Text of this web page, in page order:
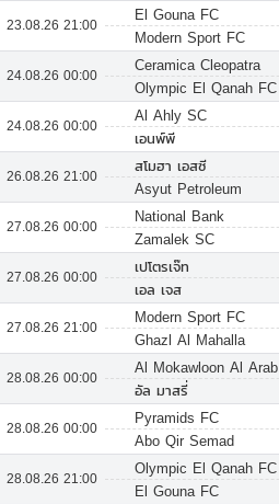
23.08.26 21:00
El Gouna FC
Modern Sport FC
24.08.26 00:00
Ceramica Cleopatra
Olympic El Qanah FC
24.08.26 00:00
Al Ahly SC
เอนพ์พี
26.08.26 21:00
สโมฮา เอสซี
Asyut Petroleum
27.08.26 00:00
National Bank
Zamalek SC
27.08.26 00:00
เปโตรเจ๊ท
เอล เจส
27.08.26 21:00
Modern Sport FC
Ghazl Al Mahalla
28.08.26 00:00
Al Mokawloon Al Arab
อัล มาสรี่
28.08.26 00:00
Pyramids FC
Abo Qir Semad
28.08.26 21:00
Olympic El Qanah FC
El Gouna FC